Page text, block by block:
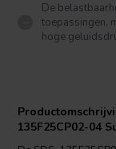
De
toepassingen,
hoge
135F25CP02-04